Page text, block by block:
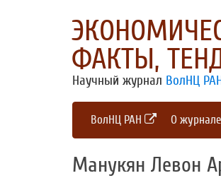
ФАКТЫ,
Научный журнал ВолНЦ
ВолНЦ РАН О журнале
Манукян Левон